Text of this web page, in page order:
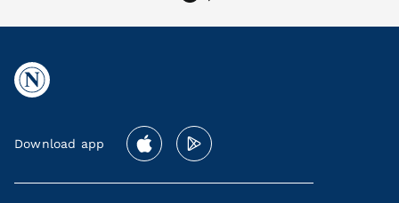
Download app